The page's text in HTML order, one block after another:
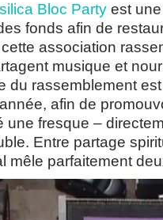
Bloc Party est
fonds afin de
association
musique et
du rassemblement
afin de
une fresque –
Entre partage
mêle parfaitement